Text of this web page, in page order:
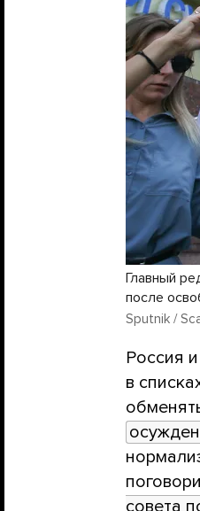
Главный
после
Sputnik /
Россия
в
совета